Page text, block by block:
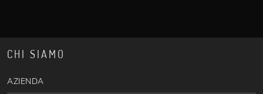
CHI SIAMO
AZIENDA